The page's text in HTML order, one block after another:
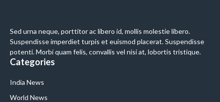
Sed urna neque, porttitor ac libero id, mollis molestie libero.
Suspendisse imperdiet turpis et euismod placerat. Suspendisse
potenti. Morbi quam felis, convallis vel nisi at, lobortis tristique.
Categories
India News
World News